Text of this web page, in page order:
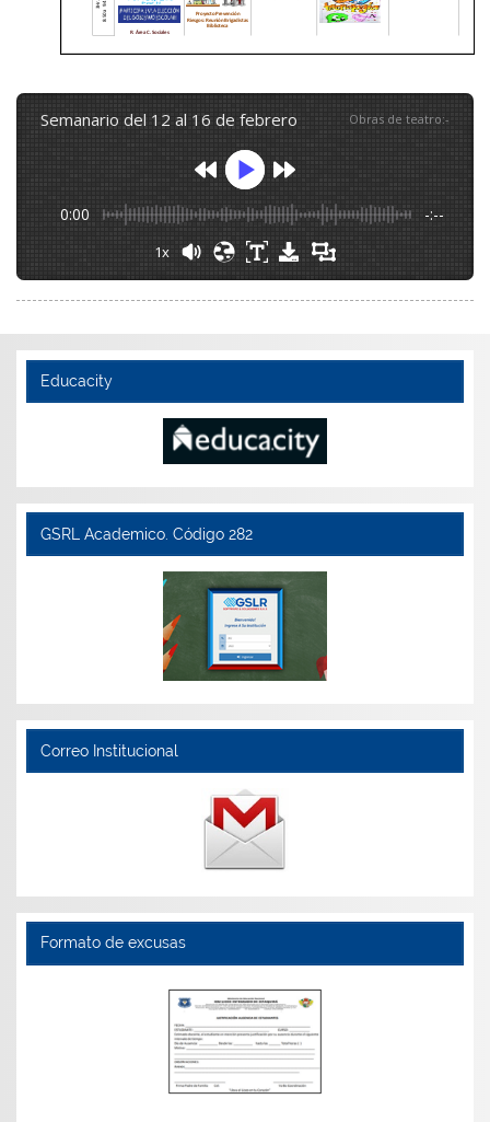
semanario del 12 al 16 de febrero Obras de teatro:-
0:00 -:--
1x
Educacity
GSRL Academico. Código 282
Correo Institucional
Formato de excusas